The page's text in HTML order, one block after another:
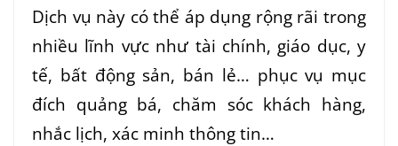
Dịch vụ này có thể áp dụng rộng rãi trong
nhiều lĩnh vực như tài chính, giáo dục, y
tế, bất động sản, bán lẻ… phục vụ mục
đích quảng bá, chăm sóc khách hàng,
nhắc lịch, xác minh thông tin…